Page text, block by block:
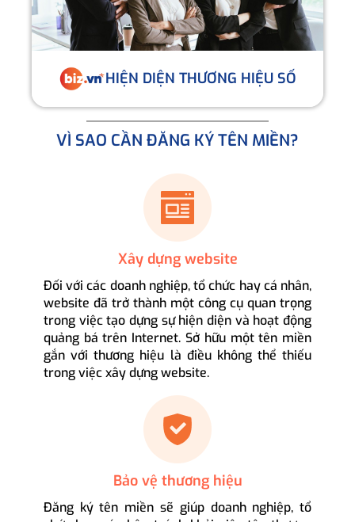
HIỆN DIỆN THƯƠNG HIỆU SỐ
VÌ SAO CẦN ĐĂNG KÝ TÊN MIỀN?
Xây dựng website
Đối với các doanh nghiệp, tổ chức hay cá nhân,
website đã trở thành một công cụ quan trọng
trong việc tạo dựng sự hiện diện và hoạt động
quảng bá trên Internet. Sở hữu một tên miền
gắn với thương hiệu là điều không thể thiếu
trong việc xây dựng website.
Bảo vệ thương hiệu
Đăng ký tên miền sẽ giúp doanh nghiệp, tổ